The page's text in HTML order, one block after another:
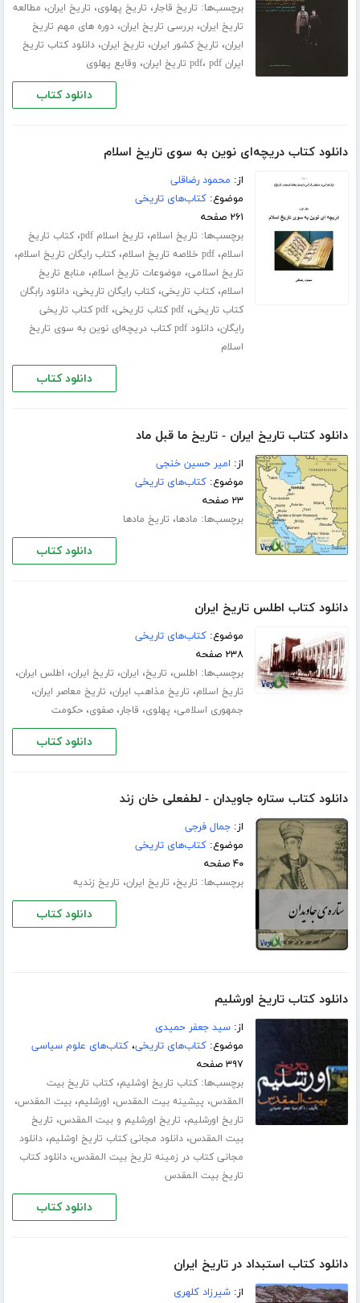
برچسب‌ها: تاریخ قاجار، تاریخ پهلوی، تاریخ ایران، مطالعه
تاریخ ایران،بررسی تاریخ ایران،دوره های مهم تاریخ
ایران، تاریخ کشور ایران، تاریخ ایران،دانلود کتاب تاریخ
ایران pdf
، pdf تاریخ ایران ، وقایع پهلوی
دانلود کتاب
دانلود کتاب دریچه‌ای نوین به سوی تاریخ اسلام
از: محمود رضاقلی
موضوع:کتاب‌های تاریخی
۲۶۱ صفحه
برچسب‌ها: تاریخ اسلام، تاریخ اسلام pdf ،کتاب تاریخ
اسلام،pdf خلاصه تاریخ اسلام ،کتاب رایگان تاریخ اسلام،
تاریخ اسلامی، موضوعات تاریخ اسلام، منابع تاریخ
اسلام،کتاب تاریخی،کتاب رایگان تاریخی،دانلود رابگان
کتاب تاریخی،pdf کتاب تاریخی ،
pdf کتاب تاریخی
رایگان،
دانلود pdf کتاب دریچه‌ای نوین به سوی تاریخ
اسلام
دانلود کتاب
دانلود کتاب تاریخ ایران - تاریخ ما قبل ماد
از: امیر حسین خنجی
موضوع:کتاب‌های تاریخی
۲۳ صفحه
برچسب‌ها: مادها، تاریخ مادها
دانلود کتاب
دانلود کتاب اطلس تاریخ ایران
موضوع:کتاب‌های تاریخی
۲۳۸ صفحه
برچسب‌ها: اطلس، تاریخ، ایران، تاریخ ایران، اطلس ایران،
تاریخ اسلام، تاریخ مذاهب ایران، تاریخ معاصر ایران،
جمهوری اسلامی، پهلوی، قاجار،صفوی،حکومت
دانلود کتاب
دانلود کتاب ستاره جاویدان - لطفعلی خان زند
از:جمال فرجی
موضوع:کتاب‌های تاریخی
۴۰ صفحه
برچسب‌ها: تاریخ، تاریخ ایران، تاریخ زندیه
دانلود کتاب
دانلود کتاب تاریخ اورشلیم
از:سید جعفر حمیدی
موضوع:کتاب‌های تاریخی،کتاب‌های علوم سیاسی
۳۹۷ صفحه
برچسب‌ها:کتاب تاریخ اوشلیم،کتاب تاریخ بیت
المقدس، پیشینه بیت المقدس، اورشلیم،بیت المقدس،
تاریخ اورشلیم، تاریخ اورشلیم و بیت المقدس، تاریخ
بیت المقدس،دانلود مجانی کتاب تاریخ اوشلیم،دانلود
مجانی کتاب در زمینه تاریخ بیت المقدس،دانلود کتاب
تاریخ بیت المقدس
دانلود کتاب
دانلود کتاب استبداد در تاریخ ایران
از:شیرزاد کلهری